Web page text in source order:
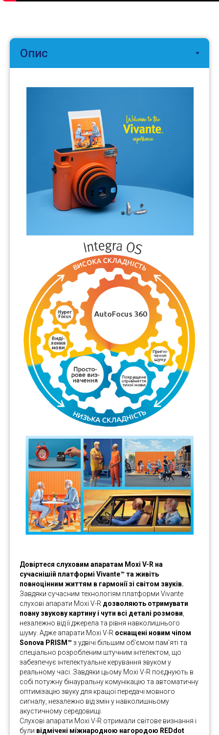
Довіртеся слуховим апаратам Moxi V-R на
сучаснішій платформі Vivante™ та живіть
повноцінним життям в гармонії зі світом звуків.
Завдяки сучасним технологіям платформи Vivante
слухові апарати Moxi V-R дозволяють отримувати
повну звукову картину і чути всі деталі розмови
незалежно від її джерела та рівня навколишнього
шуму. Адже апарати Moxi V-R оснащені новим чіпом
Sonova PRISM™ з удвічі більшим об'ємом пам'яті та
спеціально розробленим штучним інтелектом, що
забезпечує інтелектуальне керування звуком у
реальному часі. Завдяки цьому Moxi V-R поєднують в
собі потужну бінауральну комунікацію та автоматичну
оптимізацію звуку для кращої передачі мовного
сигналу, незалежно від змін у навколишньому
акустичному середовищі.
Слухові апарати Moxi V-R отримали світове визнання і
були відмічені міжнародною нагородою REDdot